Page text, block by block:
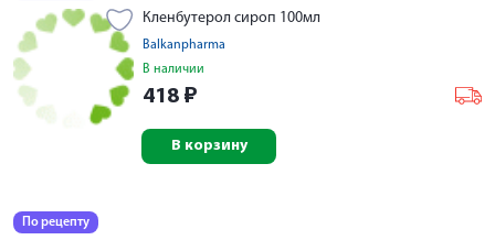
Кленбутерол сироп 100мл
Balkanpharma
В наличии
418 ₽
В корзину
По рецепту